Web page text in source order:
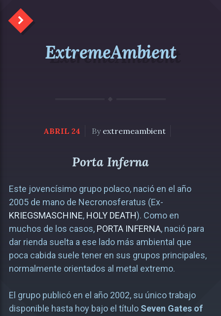
ExtremeAmbient
ABRIL 24 By extremeambient
Porta Inferna
Este jovencísimo grupo polaco, nació en el año
2005 de mano de Necronosferatus (Ex-
KRIEGSMASCHINE, HOLY DEATH). Como en
muchos de los casos, PORTA INFERNA, nació para
dar rienda suelta a ese lado más ambiental que
poca cabida suele tener en sus grupos principales,
normalmente orientados al metal extremo.
El grupo publicó en el año 2002, su único trabajo
disponible hasta hoy bajo el título Seven Gates of